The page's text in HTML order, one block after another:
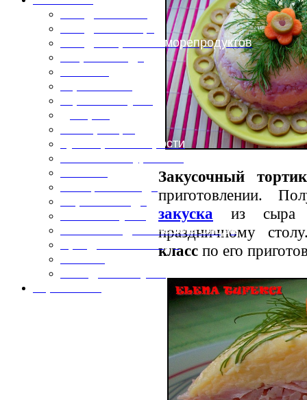
Блюда из рыбы и морепродуктов
Кулинарные хитрости
Постные и диетические блюда
Праздничные блюда
Закусочный
приготовлении.
закуска из сыра
праздничному
класс по его